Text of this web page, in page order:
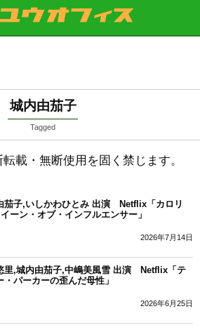
城内由茄子
Tagged
載・無断使用を固く禁じます。
茄子,いしかわひとみ 出演 Netflix「カロリ
ーン・オブ・インフルエンサー」
2026年7月14日
里,城内由茄子,中嶋美風雪 出演 Netflix「テ
・パーカーの歪んだ母性」
2026年6月25日